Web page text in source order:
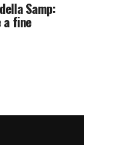
Samp:
a fine